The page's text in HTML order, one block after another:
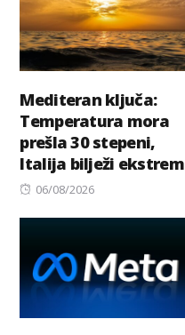
Mediteran ključa:
Temperatura mora
prešla 30 stepeni,
Italija bilježi ekstrem
Posted
06/08/2026